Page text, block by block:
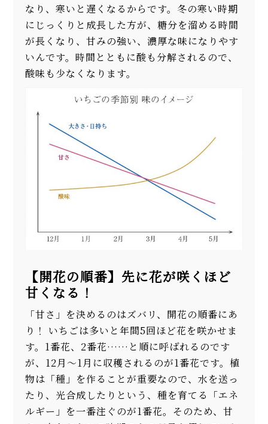
なり、寒いと遅くなるからです。冬の寒い時期
にじっくりと成長した方が、糖分を溜める時間
が長くなり、甘みの強い、濃厚な味になりやす
いんです。時間とともに酸も分解されるので、
酸味も少なくなります。
【開花の順番】先に花が咲くほど
甘くなる！
「甘さ」を決めるのはズバリ、開花の順番にあ
り！ いちごは多いと年間5回ほど花を咲かせま
す。1番花、2番花……と順に呼ばれるのです
が、12月〜1月に収穫されるのが1番花です。植
物は「種」を作ることが重要なので、水を送っ
たり、光合成したりという、種を育てる「エネ
ルギー」を一番注ぐのが1番花。そのため、甘